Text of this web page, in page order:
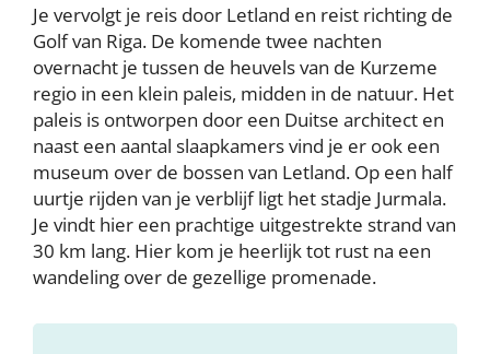
Je vervolgt je reis door Letland en reist richting de
Golf van Riga. De komende twee nachten
overnacht je tussen de heuvels van de Kurzeme
regio in een klein paleis, midden in de natuur. Het
paleis is ontworpen door een Duitse architect en
naast een aantal slaapkamers vind je er ook een
museum over de bossen van Letland. Op een half
uurtje rijden van je verblijf ligt het stadje Jurmala.
Je vindt hier een prachtige uitgestrekte strand van
30 km lang. Hier kom je heerlijk tot rust na een
wandeling over de gezellige promenade.